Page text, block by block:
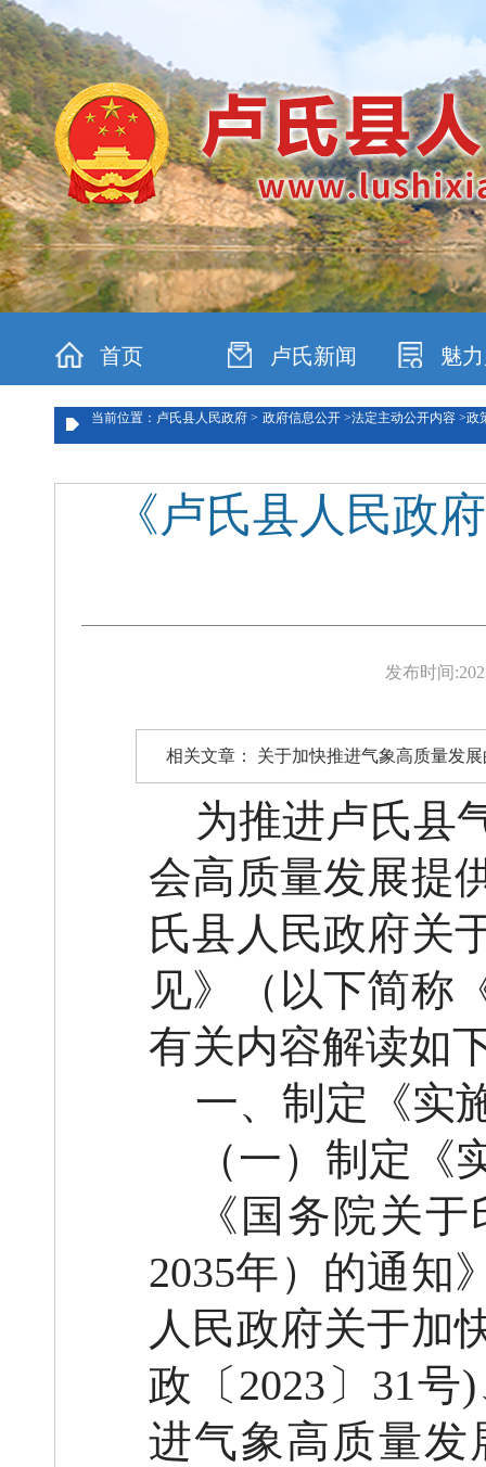
首页 卢氏新闻 魅
当前位置：卢氏县人民政府 > 政府信息公开 >法定主动公开内容 >政
《卢氏县人民政
发布时间:
相关文章： 关于加快推进气象高质量发
为推进卢氏县
会高质量发展提
氏县人民政府关
见》（以下简称
有关内容解读如
一、 制定 《实
（一） 制定《
《国务院关
2035年）的通知
人民政府关于加
政〔 2023 〕 31号)
进气象高质量发